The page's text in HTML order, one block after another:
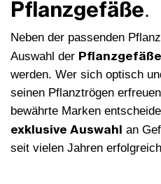
Pflanzgefäße.
Neben der passenden
Auswahl der Pflanzgefäße
werden. Wer sich optisch
seinen Pflanztrögen
bewährte Marken
exklusive Auswahl an
seit vielen Jahren